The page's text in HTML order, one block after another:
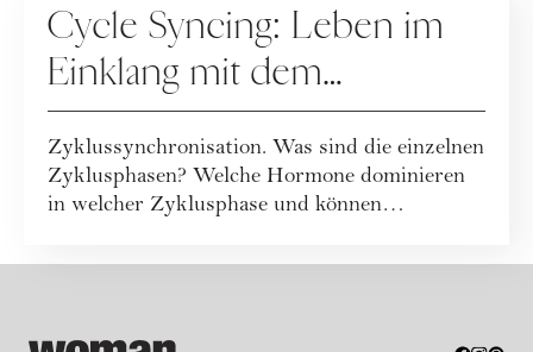
Cycle Syncing: Leben im
Einklang mit dem
weiblichen Zyklus
Zyklussynchronisation. Was sind die einzelnen
Zyklusphasen? Welche Hormone dominieren
in welcher Zyklusphase und können